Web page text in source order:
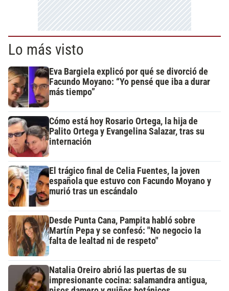
Lo más visto
Eva Bargiela explicó por qué se divorció de
Facundo Moyano: “Yo pensé que iba a durar
más tiempo”
Cómo está hoy Rosario Ortega, la hija de
Palito Ortega y Evangelina Salazar, tras su
internación
El trágico final de Celia Fuentes, la joven
española que estuvo con Facundo Moyano y
murió tras un escándalo
Desde Punta Cana, Pampita habló sobre
Martín Pepa y se confesó: "No negocio la
falta de lealtad ni de respeto"
Natalia Oreiro abrió las puertas de su
impresionante cocina: salamandra antigua,